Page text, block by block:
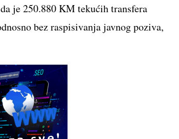
je 250.880 KM tekućih transfera
bez raspisivanja javnog poziva,